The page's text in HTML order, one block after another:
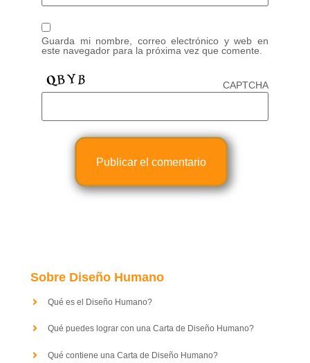
Guarda mi nombre, correo electrónico y web en
este navegador para la próxima vez que comente.
CAPTCHA
Sobre Diseño Humano
Qué es el Diseño Humano?
Qué puedes lograr con una Carta de Diseño Humano?
Qué contiene una Carta de Diseño Humano?